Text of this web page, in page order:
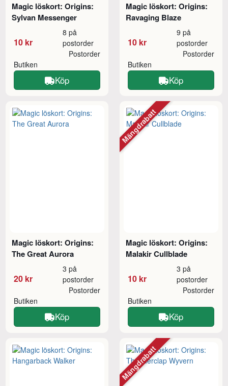
Magic löskort: Origins:
Sylvan Messenger
10 kr
8 på
postorder
Butiken
Postorder
Köp
Magic löskort: Origins:
Ravaging Blaze
10 kr
9 på
postorder
Butiken
Postorder
Köp
Magic löskort: Origins:
The Great Aurora
20 kr
3 på
postorder
Butiken
Postorder
Köp
Magic löskort: Origins:
Malakir Cullblade
10 kr
3 på
postorder
Butiken
Postorder
Köp
Mängdrabatt
Mängdrabatt